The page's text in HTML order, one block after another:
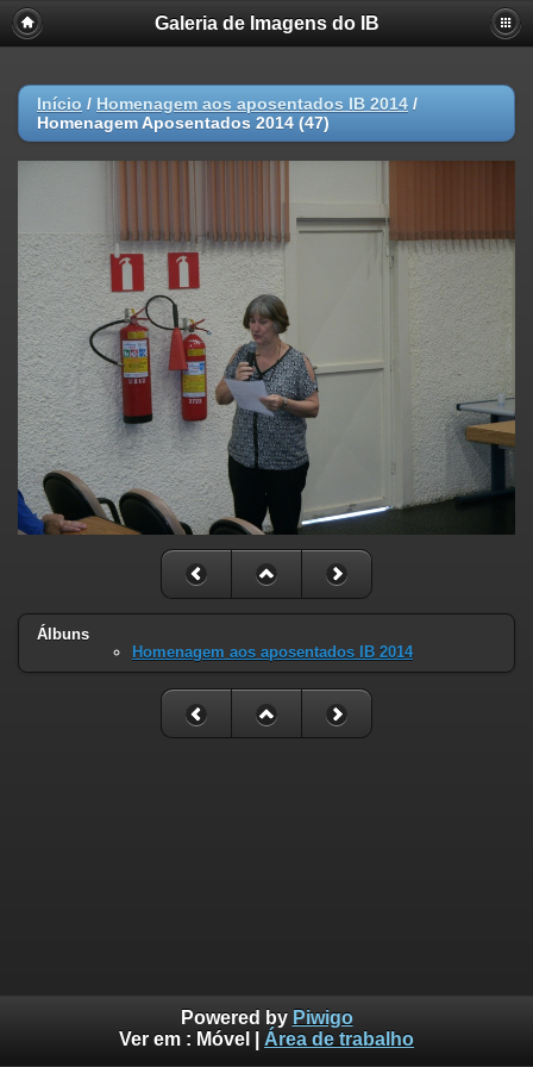
Galeria de Imagens do IB
Início / Homenagem aos aposentados IB 2014 /
Homenagem Aposentados 2014 (47)
Álbuns
Homenagem aos aposentados IB 2014
Powered by Piwigo
Ver em : Móvel Área de trabalho